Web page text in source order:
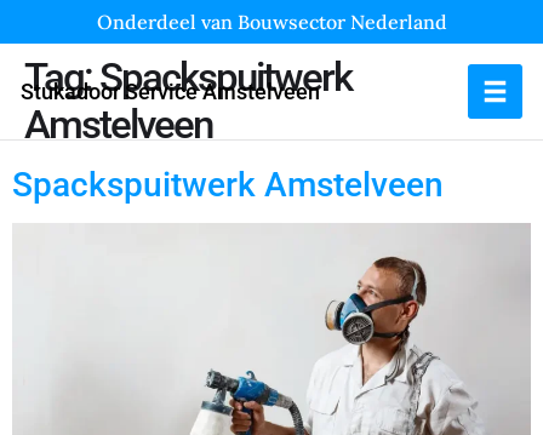
Onderdeel van Bouwsector Nederland
Stukadoor Service Amstelveen
Tag:Spackspuitwerk
Amstelveen
Spackspuitwerk Amstelveen